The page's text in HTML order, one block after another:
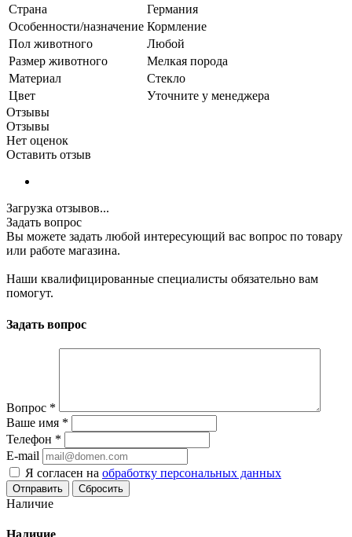
Страна
Германия
Особенности/назначение Кормление
Пол животного
Любой
Размер животного
Мелкая порода
Материал
Стекло
Цвет
Уточните у менеджера
Отзывы
Отзывы
Нет оценок
Оставить отзыв
Загрузка отзывов...
Задать вопрос
Вы можете задать любой интересующий вас вопрос по товару
или работе магазина.
Наши квалифицированные специалисты обязательно вам
помогут.
Задать вопрос
Вопрос *
Ваше имя *
Телефон *
E-mail
Я согласен на обработку персональных данных
Сбросить
Наличие